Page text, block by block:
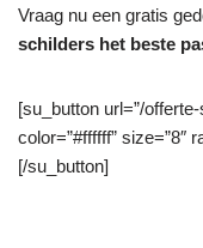
Vraag nu een gratis
schilders het beste
[su_button url=”/
color=”#ffffff” size=”8″
[/su_button]